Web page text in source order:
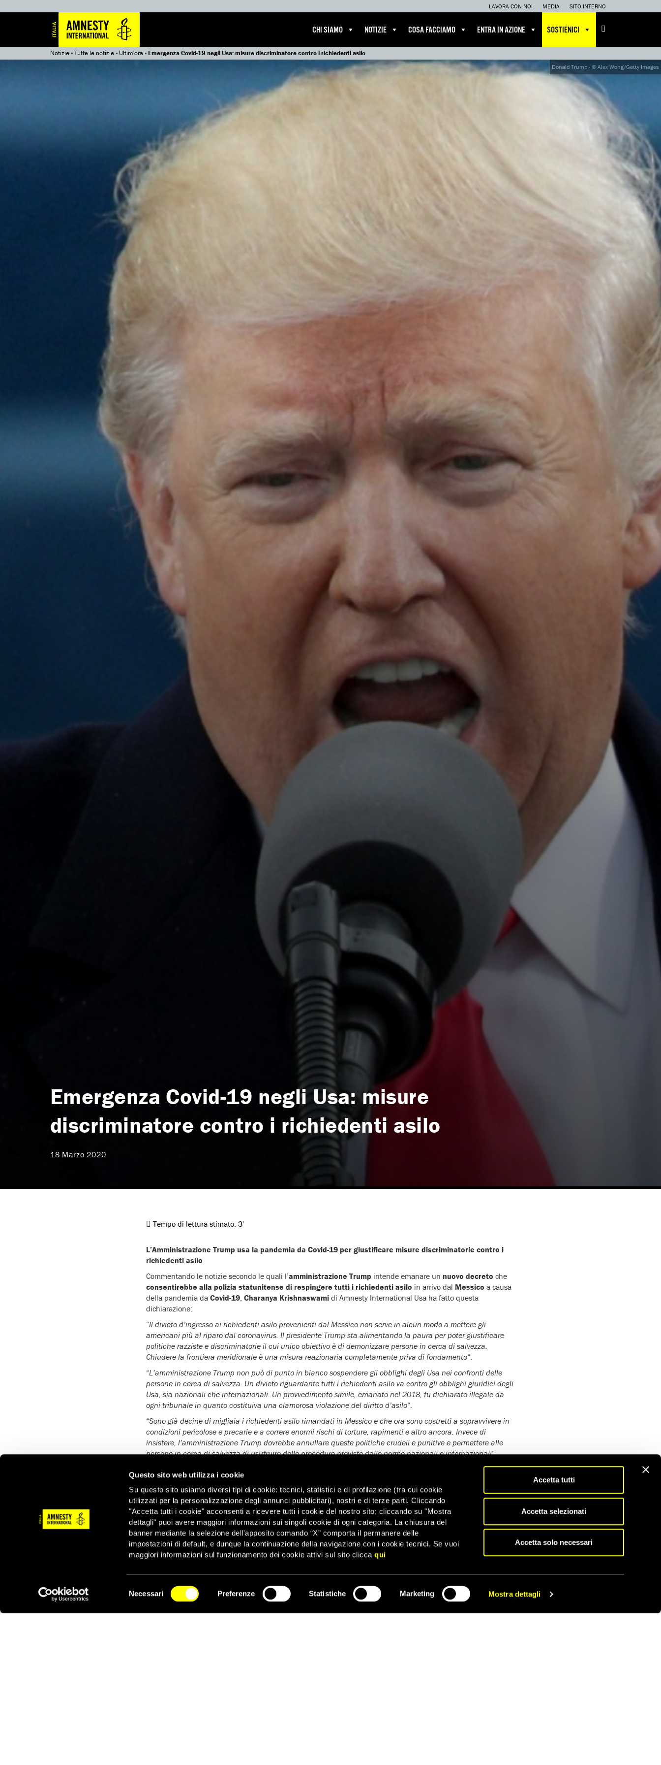
Questo sito web utilizza i cookie
Su questo sito usiamo diversi tipi di cookie: tecnici, statistici e di profilazione (tra cui cookie
utilizzati per la personalizzazione degli annunci pubblicitari), nostri e di terze parti. Cliccando
"Accetta tutti i cookie" acconsenti a ricevere tutti i cookie del nostro sito; cliccando su "Mostra
dettagli" puoi avere maggiori informazioni sui singoli cookie di ogni categoria. La chiusura del
banner mediante la selezione dell'apposito comando “X” comporta il permanere delle
impostazioni di default, e dunque la continuazione della navigazione con i cookie tecnici. Se vuoi
maggiori informazioni sul funzionamento dei cookie attivi sul sito cliccaqui
del
Necessari Preferenze Statistiche Marketing Mostra dettagli
Accetta tutti
Accetta selezionati
Accetta solo necessari
LAVORA CON NOI MEDIA SITO INTERNO
CHI SIAMO NOTIZIE COSA FACCIAMO ENTRA IN AZIONE SOSTIENICI
Notizie»Tutte le notizie» Ultim'ora »Emergenza Covid-19 negli Usa: misure discriminatore contro i richiedenti asilo
Emergenza Covid-19 negli Usa: misure
discriminatore contro i richiedenti asilo
18 Marzo 2020
Donald Trump - © Alex Wong/Getty Images
Tempo di lettura stimato: 3'
L’Amministrazione Trump usa la pandemia da Covid-19 per giustificare misure discriminatorie contro i
richiedenti asilo
Commentando le notizie secondo le quali l’amministrazione Trump intende emanare un nuovo decreto che
consentirebbe alla polizia statunitense di respingere tutti i richiedenti asilo in arrivo dal Messico a causa
della pandemia da Covid-19, Charanya Krishnaswami di Amnesty International Usa ha fatto questa
dichiarazione:
“Il divieto d’ingresso ai richiedenti asilo provenienti dal Messico non serve in alcun modo a mettere gli
americani più al riparo dal coronavirus. Il presidente Trump sta alimentando la paura per poter giustificare
politiche razziste e discriminatorie il cui unico obiettivo è di demonizzare persone in cerca di salvezza.
Chiudere la frontiera meridionale è una misura reazionaria completamente priva di fondamento“.
“L’amministrazione Trump non può di punto in bianco sospendere gli obblighi degli Usa nei confronti delle
persone in cerca di salvezza. Un divieto riguardante tutti i richiedenti asilo va contro gli obblighi giuridici degli
Usa, sia nazionali che internazionali. Un provvedimento simile, emanato nel 2018, fu dichiarato illegale da
ogni tribunale in quanto costituiva una clamorosa violazione del diritto d’asilo“.
“Sono già decine di migliaia i richiedenti asilo rimandati in Messico e che ora sono costretti a sopravvivere in
condizioni pericolose e precarie e a correre enormi rischi di torture, rapimenti e altro ancora. Invece di
insistere, l’amministrazione Trump dovrebbe annullare queste politiche crudeli e punitive e permettere alle
persone in cerca di salvezza di usufruire delle procedure previste dalle norme nazionali e internazionali“.
Il 17 marzo Amnesty International,
Human Rights First e Psysicians for Human Rights
hanno scritto ai
governatori e alle autorità sanitarie di 13 stati chiedendo che premano sul governo federale affinché disponga il
rilascio delle persone che si trovano nei centri di detenzione statalie hanno sollecitato il dipartimento per
la Sicurezza interna a rilasciare i richiedenti asilo e gli immigrati che si trovano in quelli federali.
Durante unacrisi sanitaria pubblicail governo statunitense deve agire per proteggere la salute di tutte le
persone e assicurare accesso alle cure e alla protezione, evitando di respingere indiscriminatamente le persone
che si presentano alla frontiera o chiuderle in centri insalubri e sovraffollati dove le cure mediche sono
NEWSLETTER ISCRIVITI CONDIVIDI